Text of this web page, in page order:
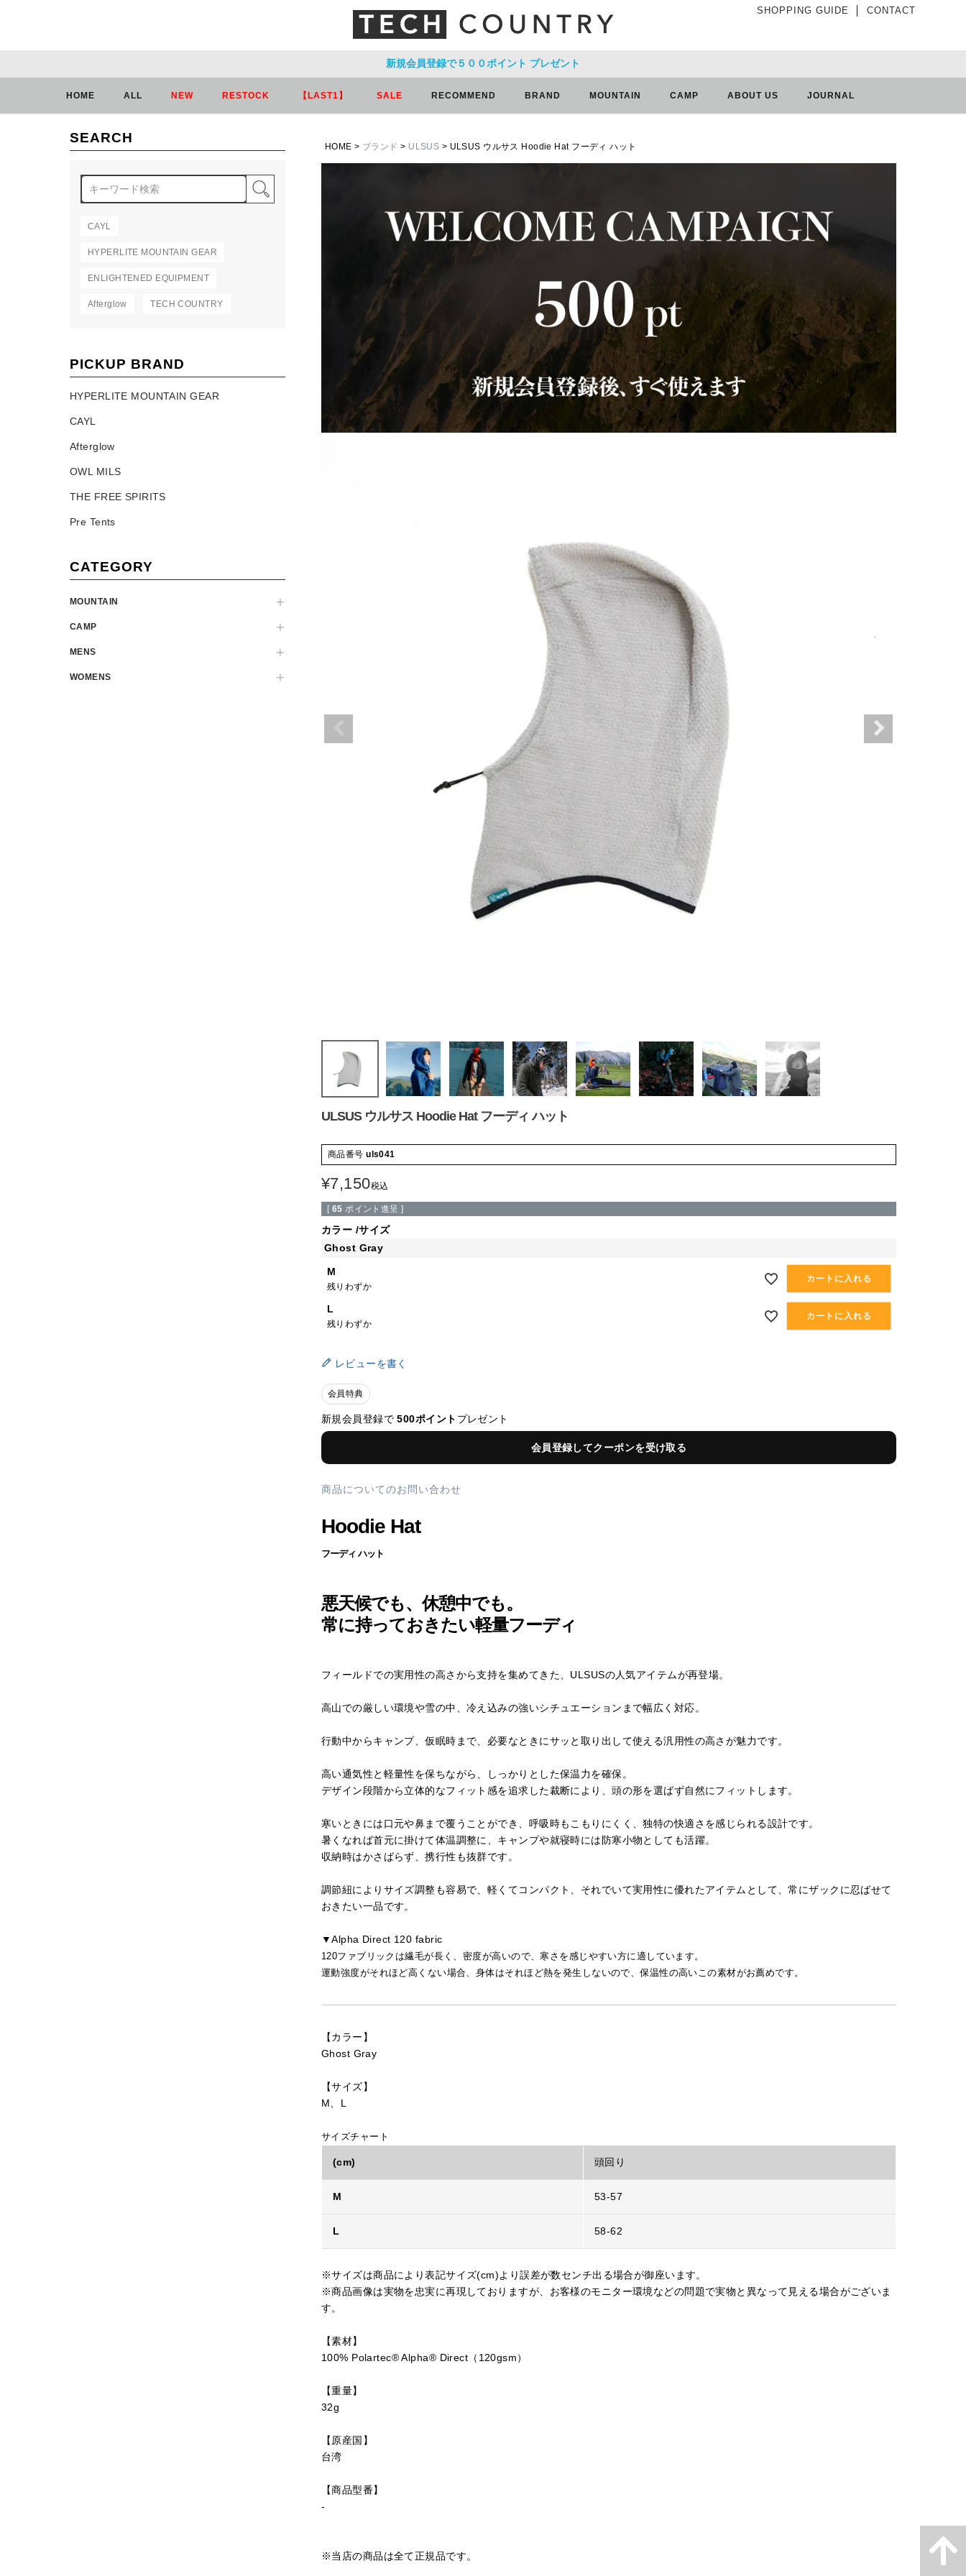
SHOPPING GUIDE CONTACT
新規会員登録で５００ポイント プレゼント
HOME ALL NEW RESTOCK 【LAST1】 SALE RECOMMEND BRAND MOUNTAIN CAMP ABOUT US JOURNAL
SEARCH
CAYL
HYPERLITE MOUNTAIN GEAR
ENLIGHTENED EQUIPMENT
Afterglow TECH COUNTRY
PICKUP BRAND
HYPERLITE MOUNTAIN GEAR
CAYL
Afterglow
OWL MILS
THE FREE SPIRITS
Pre Tents
CATEGORY
MOUNTAIN
CAMP
MENS
WOMENS
HOME ブランド ULSUS ULSUS ウルサス Hoodie Hat フーディ ハット
ULSUS ウルサス Hoodie Hat フーディ ハット
商品番号 uls041
¥7,150税込
[ 65 ポイント進呈 ]
カラー サイズ
Ghost Gray
M
残りわずか
カートに入れる
L
残りわずか
カートに入れる
レビューを書く
会員特典
新規会員登録で500ポイント プレゼント
会員登録してクーポンを受け取る
商品についてのお問い合わせ
Hoodie Hat
フーディ ハット
悪天候でも、休憩中でも。
常に持っておきたい軽量フーディ
フィールドでの実用性の高さから支持を集めてきた、ULSUSの人気アイテムが再登場。
高山での厳しい環境や雪の中、冷え込みの強いシチュエーションまで幅広く対応。
行動中からキャンプ、仮眠時まで、必要なときにサッと取り出して使える汎用性の高さが魅力です。
高い通気性と軽量性を保ちながら、しっかりとした保温力を確保。
デザイン段階から立体的なフィット感を追求した裁断により、頭の形を選ばず自然にフィットします。
寒いときには口元や鼻まで覆うことができ、呼吸時もこもりにくく、独特の快適さを感じられる設計です。
暑くなれば首元に掛けて体温調整に、キャンプや就寝時には防寒小物としても活躍。
収納時はかさばらず、携行性も抜群です。
調節紐によりサイズ調整も容易で、軽くてコンパクト、それでいて実用性に優れたアイテムとして、常にザックに忍ばせて
おきたい一品です。
▼Alpha Direct 120 fabric
120ファブリックは繊毛が長く、密度が高いので、寒さを感じやすい方に適しています。
運動強度がそれほど高くない場合、身体はそれほど熱を発生しないので、保温性の高いこの素材がお薦めです。
【カラー】
Ghost Gray
【サイズ】
M、L
サイズチャート
(cm) 頭回り
M 53-57
L 58-62
※サイズは商品により表記サイズ(cm)より誤差が数センチ出る場合が御座います。
※商品画像は実物を忠実に再現しておりますが、お客様のモニター環境などの問題で実物と異なって見える場合がございま
す。
【素材】
100% Polartec® Alpha® Direct（120gsm）
【重量】
32g
【原産国】
台湾
【商品型番】
-
※当店の商品は全て正規品です。